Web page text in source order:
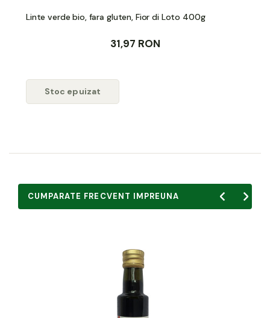
Linte verde bio, fara gluten, Fior di Loto 400g
31,97 RON
Stoc epuizat
CUMPARATE FRECVENT IMPREUNA